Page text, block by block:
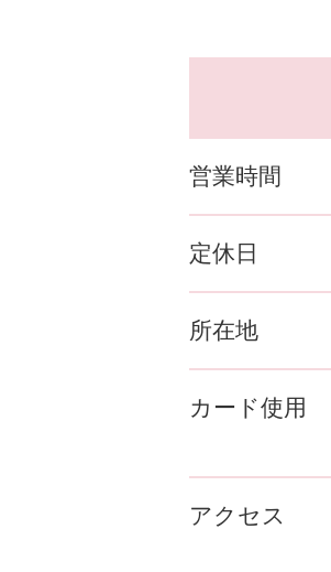
営業時間
定休日
所在地
カード使用
アクセス